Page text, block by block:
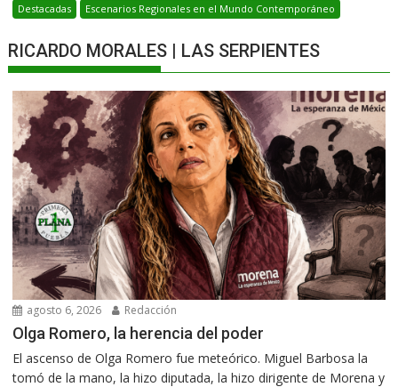
Destacadas Escenarios Regionales en el Mundo Contemporáneo
RICARDO MORALES | LAS SERPIENTES
agosto 6, 2026 Redacción
Olga Romero, la herencia del poder
El ascenso de Olga Romero fue meteórico. Miguel Barbosa la
tomó de la mano, la hizo diputada, la hizo dirigente de Morena y